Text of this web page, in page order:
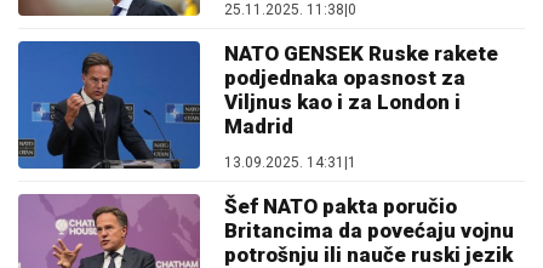
25.11.2025. 11:38 0
NATO GENSEK Ruske rakete
podjednaka opasnost za
Viljnus kao i za London i
Madrid
13.09.2025. 14:31 |1
Šef NATO pakta poručio
Britancima da povećaju vojnu
potrošnju ili nauče ruski jezik